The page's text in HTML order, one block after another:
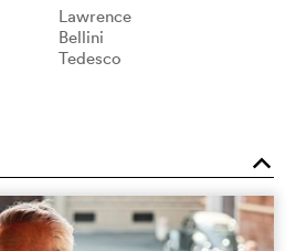
Lawrence
Bellini
Tedesco
o